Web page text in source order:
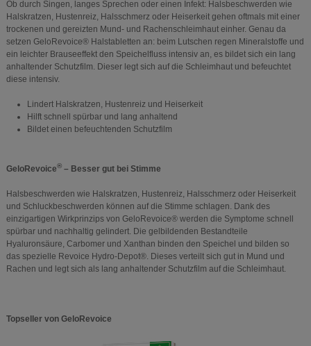
Ob durch Singen, langes Sprechen oder einen Infekt: Halsbeschwerden wie
Halskratzen, Hustenreiz, Halsschmerz oder Heiserkeit gehen oftmals mit einer
trockenen und gereizten Mund- und Rachenschleimhaut einher. Genau da
setzen GeloRevoice® Halstabletten an: beim Lutschen regen Mineralstoffe und
ein leichter Brauseeffekt den Speichelfluss intensiv an, es bildet sich ein lang
anhaltender Schutzfilm. Dieser legt sich auf die Schleimhaut und befeuchtet
diese intensiv.
Lindert Halskratzen, Hustenreiz und Heiserkeit
Hilft schnell spürbar und lang anhaltend
Bildet einen befeuchtenden Schutzfilm
GeloRevoice®– Besser gut bei Stimme
Halsbeschwerden wie Halskratzen, Hustenreiz, Halsschmerz oder Heiserkeit
und Schluckbeschwerden können auf die Stimme schlagen. Dank des
einzigartigen Wirkprinzips von GeloRevoice® werden die Symptome schnell
spürbar und nachhaltig gelindert. Die gelbildenden Bestandteile
Hyaluronsäure, Carbomer und Xanthan binden den Speichel und bilden so
das spezielle Revoice Hydro-Depot®. Dieses verteilt sich gut in Mund und
Rachen und legt sich als lang anhaltender Schutzfilm auf die Schleimhaut.
Topseller von GeloRevoice